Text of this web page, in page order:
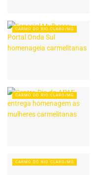
CARMO DO RIO CLARO/MG
CARMO DO RIO CLARO/MG
CARMO DO RIO CLARO/MG